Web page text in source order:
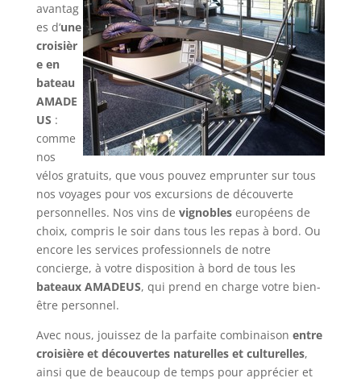
avantag
es d‘une
croisièr
e en
bateau
AMADE
US :
comme
nos
vélos gratuits, que vous pouvez emprunter sur tous
nos voyages pour vos excursions de découverte
personnelles. Nos vins de vignobles européens de
choix, compris le soir dans tous les repas à bord. Ou
encore les services professionnels de notre
concierge, à votre disposition à bord de tous les
bateaux AMADEUS, qui prend en charge votre bien-
être personnel.
Avec nous, jouissez de la parfaite combinaison entre
croisière et découvertes naturelles et culturelles,
ainsi que de beaucoup de temps pour apprécier et